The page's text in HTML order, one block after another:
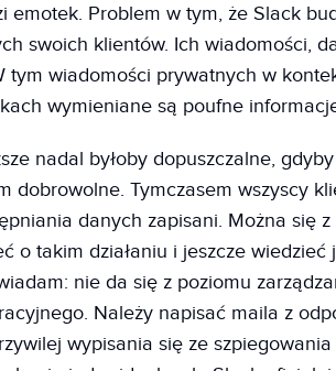
emotek. Problem w tym, że Slack
swoich klientów. Ich wiadomości,
tym wiadomości prywatnych w
wymieniane są poufne
nadal byłoby dopuszczalne,
dobrowolne. Tymczasem wszyscy
danych zapisani. Można się
o takim działaniu i jeszcze wiedzieć
nie da się z poziomu
Należy napisać maila z
wypisania się ze